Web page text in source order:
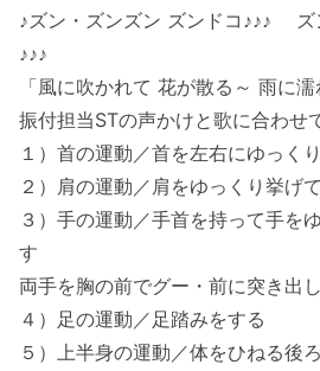
♪ズン・ズンズン ズンドコ♪♪♪ ズ
♪♪♪
「風に吹かれて 花が散る～ 雨に
振付担当STの声かけと歌に合わせ
１）首の運動／首を左右にゆっく
２）肩の運動／肩をゆっくり挙げ
３）手の運動／手首を持って手を
す
両手を胸の前でグー・前に突き出
４）足の運動／足踏みをする
５）上半身の運動／体をひねる後